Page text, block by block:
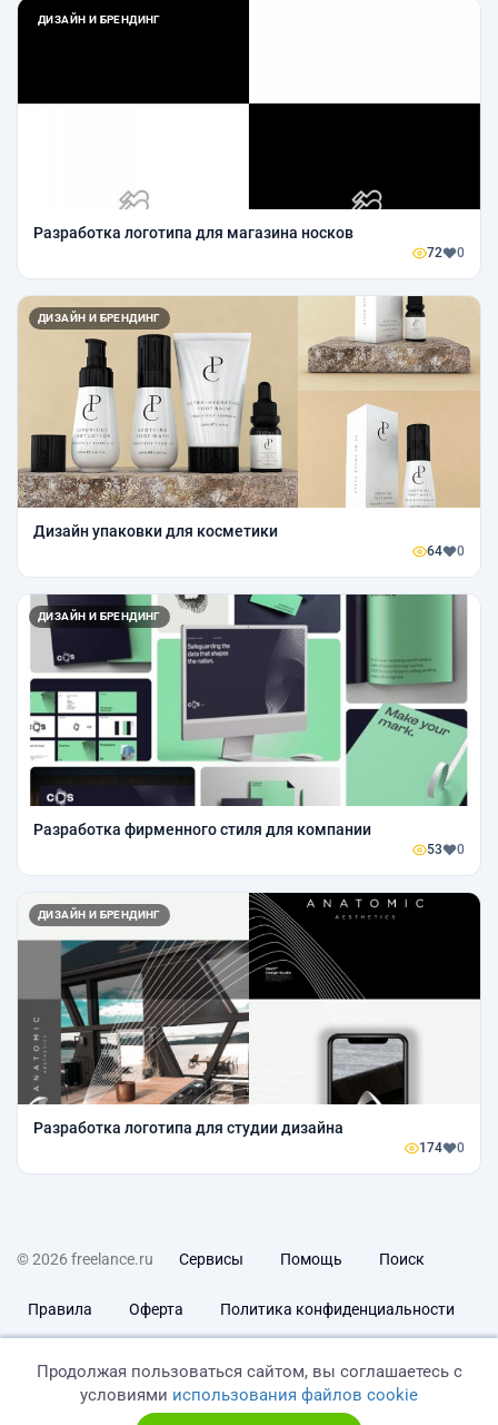
ДИЗАЙН И БРЕНДИНГ
Разработка логотипа для магазина носков
72 0
ДИЗАЙН И БРЕНДИНГ
Дизайн упаковки для косметики
64 0
ДИЗАЙН И БРЕНДИНГ
Разработка фирменного стиля для компании
53 0
ДИЗАЙН И БРЕНДИНГ
Разработка логотипа для студии дизайна
174 0
© 2026 freelance.ru Сервисы Помощь Поиск
Правила Оферта Политика конфиденциальности
Продолжая пользоваться сайтом, вы соглашаетесь с
условиями использования файлов cookie